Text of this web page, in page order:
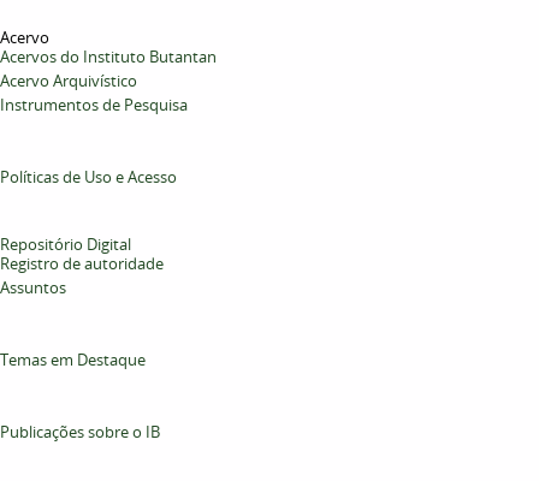
Acervo
Acervos do Instituto Butantan
Acervo Arquivístico
Instrumentos de Pesquisa
Políticas de Uso e Acesso
Repositório Digital
Registro de autoridade
Assuntos
Temas em Destaque
Publicações sobre o IB